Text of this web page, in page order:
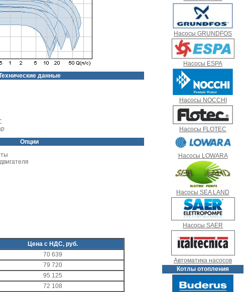
данные
Опции
Цена с НДС, руб.
70 639
79 720
95 125
72 108
Насосы GRUNDFOS
Насосы ESPA
Насосы NOCCHI
Насосы FLOTEC
Насосы LOWARA
Насосы SEA LAND
Насосы SAER
Автоматика насосов
Котлы отопления